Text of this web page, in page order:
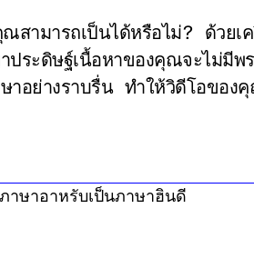
ามารถเป็นได้หรือไม่? ด้วยเ
ประดิษฐ์เนื้อหาของคุณจะไม่มี
อย่างราบรื่น ทําให้วิดีโอของ